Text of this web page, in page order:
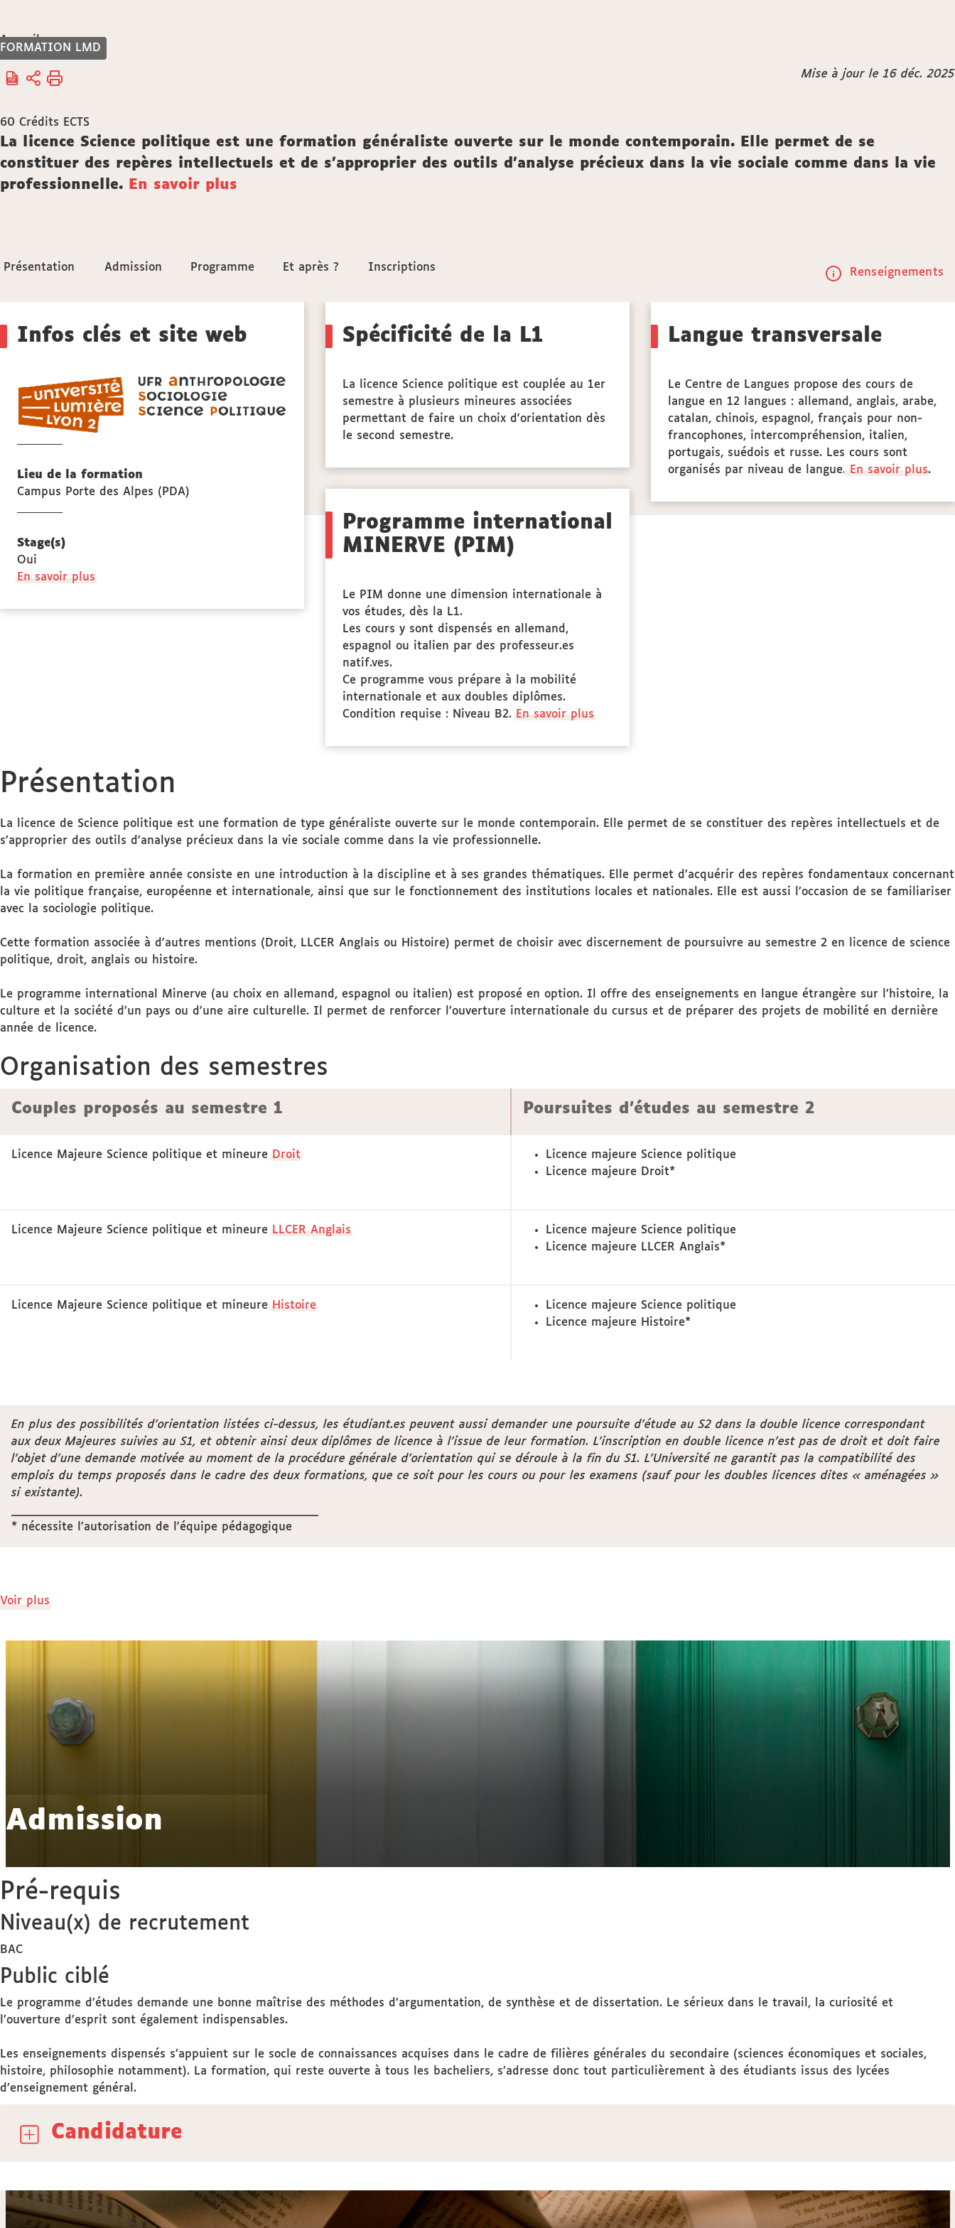
FORMATION LMD
Vous
êtes
ici :
Accueil
Mise à jour le 16 déc. 2025
60 Crédits ECTS
Description
La licence Science politique est une formation généraliste ouverte sur le monde contemporain. Elle permet de se
constituer des repères intellectuels et de s’approprier des outils d’analyse précieux dans la vie sociale comme dans la vie
professionnelle.
En savoir plus
Accéder
sections
la
fiche
Présentation
Présentation Admission
Admission Programme
Programme Et après ?
Et après ? Inscriptions
Inscriptions Renseignements
Détails
Infos clés et site web
UFR
anthropologie,
politique
Lieu de la formation
Campus Porte des Alpes (PDA)
Stage(s)
Oui
En savoir plus
des
Spécificité de la L1
La licence Science politique est couplée au 1er
semestre à plusieurs mineures associées
permettant de faire un choix d'orientation dès
le second semestre.
Programme international
MINERVE (PIM)
Le PIM donne une dimension internationale à
vos études, dès la L1.
Les cours y sont dispensés en allemand,
espagnol ou italien par des professeur.es
natif.ves.
Ce programme vous prépare à la mobilité
internationale et aux doubles diplômes.
Condition requise : Niveau B2. En savoir plus
Langue transversale
Le Centre de Langues propose des cours de
langue en 12 langues : allemand, anglais, arabe,
catalan, chinois, espagnol, français pour non-
francophones, intercompréhension, italien,
portugais, suédois et russe. Les cours sont
organisés par niveau de langue.
En savoir plus.
Présentation
La licence de Science politique est une formation de type généraliste ouverte sur le monde contemporain. Elle permet de se constituer des repères intellectuels et de
s’approprier des outils d’analyse précieux dans la vie sociale comme dans la vie professionnelle.
La formation en première année consiste en une introduction à la discipline et à ses grandes thématiques. Elle permet d’acquérir des repères fondamentaux concernant
la vie politique française, européenne et internationale, ainsi que sur le fonctionnement des institutions locales et nationales. Elle est aussi l’occasion de se familiariser
avec la sociologie politique.
Cette formation associée à d'autres mentions (Droit, LLCER Anglais ou Histoire) permet de choisir avec discernement de poursuivre au semestre 2 en licence de science
politique, droit, anglais ou histoire.
Le programme international Minerve (au choix en allemand, espagnol ou italien) est proposé en option. Il offre des enseignements en langue étrangère sur l’histoire, la
culture et la société d’un pays ou d’une aire culturelle. Il permet de renforcer l’ouverture internationale du cursus et de préparer des projets de mobilité en dernière
année de licence.
Organisation des semestres
Couples proposés au semestre 1 Poursuites d'études au semestre 2
Licence Majeure Science politique et mineure Droit
Licence majeure Science politique
Licence majeure Droit*
Licence Majeure Science politique et mineure LLCER Anglais
Licence majeure Science politique
Licence majeure LLCER Anglais*
Licence Majeure Science politique et mineure Histoire
Licence majeure Science politique
Licence majeure Histoire*
En plus des possibilités d’orientation listées ci-dessus, les étudiant.es peuvent aussi demander une poursuite d’étude au S2 dans la double licence correspondant
aux deux Majeures suivies au S1, et obtenir ainsi deux diplômes de licence à l’issue de leur formation. L’inscription en double licence n’est pas de droit et doit faire
l’objet d’une demande motivée au moment de la procédure générale d’orientation qui se déroule à la fin du S1. L’Université ne garantit pas la compatibilité des
emplois du temps proposés dans le cadre des deux formations, que ce soit pour les cours ou pour les examens (sauf pour les doubles licences dites « aménagées »
si existante).
* nécessite l'autorisation de l'équipe pédagogique
Voir plus
Admission
Pré-requis
Niveau(x) de recrutement
BAC
Public ciblé
Le programme d’études demande une bonne maîtrise des méthodes d’argumentation, de synthèse et de dissertation. Le sérieux dans le travail, la curiosité et
l’ouverture d’esprit sont également indispensables.
Les enseignements dispensés s’appuient sur le socle de connaissances acquises dans le cadre de filières générales du secondaire (sciences économiques et sociales,
histoire, philosophie notamment). La formation, qui reste ouverte à tous les bacheliers, s’adresse donc tout particulièrement à des étudiants issus des lycées
d’enseignement général.
Candidature